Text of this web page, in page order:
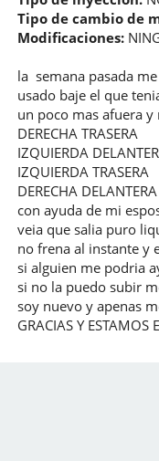
Tipo de cambio de
Modificaciones:
la semana pasada
usado baje el que
un poco mas afuera
DERECHA TRASERA
IZQUIERDA
IZQUIERDA TRASERA
DERECHA DELANTERA
con ayuda de mi
veia que salia puro
no frena al instante y
si alguien me podria
si no la puedo subir
soy nuevo y apenas
GRACIAS Y ESTAMOS